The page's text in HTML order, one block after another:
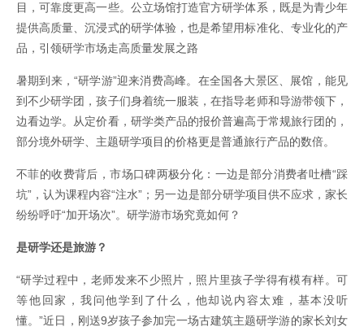
目，可靠度更高一些。公立场馆打造官方研学体系，既是为青少年
提供高质量、沉浸式的研学体验，也是希望用标准化、专业化的产
品，引领研学市场走高质量发展之路
暑期到来，“研学游”迎来消费高峰。在全国各大景区、展馆，能见
到不少研学团，孩子们身着统一服装，在指导老师和导游带领下，
边看边学。从定价看，研学类产品的报价普遍高于常规旅行团的，
部分境外研学、主题研学项目的价格更是普通旅行产品的数倍。
不菲的收费背后，市场口碑两极分化：一边是部分消费者吐槽“踩
坑”，认为课程内容“注水”；另一边是部分研学项目供不应求，家长
纷纷呼吁“加开场次”。研学游市场究竟如何？
是研学还是旅游？
“研学过程中，老师发来不少照片，照片里孩子学得有模有样。可
等他回家，我问他学到了什么，他却说内容太难，基本没听
懂。”近日，刚送9岁孩子参加完一场古建筑主题研学游的家长刘女